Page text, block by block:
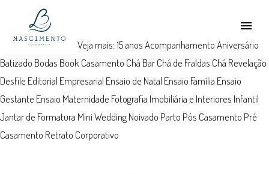
menu
Veja mais:15 anos AcompanhamentoAniversário
Batizado Bodas Book Casamento Chá BarChá de Fraldas Chá Revelação
Desfile Editorial Empresarial Ensaio de Natal Ensaio Família Ensaio
Gestante Ensaio Maternidade Fotografia Imobiliária e Interiores Infantil
Jantar de Formatura Mini WeddingNoivado Parto Pós Casamento Pré
Casamento Retrato Corporativo